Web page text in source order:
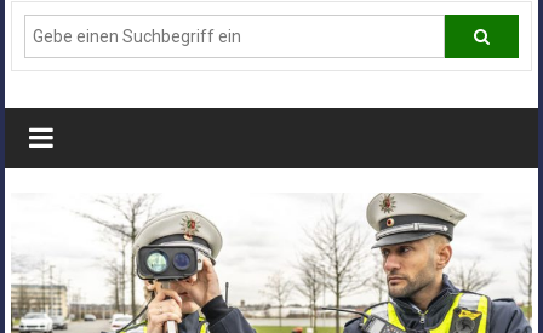
aus
Deiner
Stadt
Monheim